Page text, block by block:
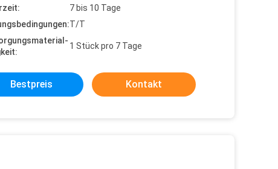
7 bis 10 Tage
T/T
1 Stück pro 7 Tage
Bestpreis Kontakt